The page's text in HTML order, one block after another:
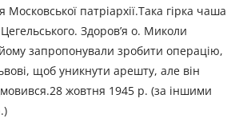
Московської патріархії.Така гірка чаша
Здоров’я о. Миколи
запропонували зробити операцію,
щоб уникнути арешту, але він
жовтня 1945 р. (за іншими